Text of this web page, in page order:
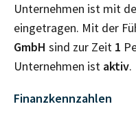
Unternehmen ist mit
eingetragen. Mit der
GmbH sind zur Zeit 1
Unternehmen ist aktiv.
Finanzkennzahlen